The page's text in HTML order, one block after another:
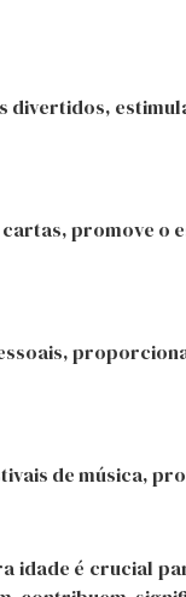
promove o
de música,
é crucial